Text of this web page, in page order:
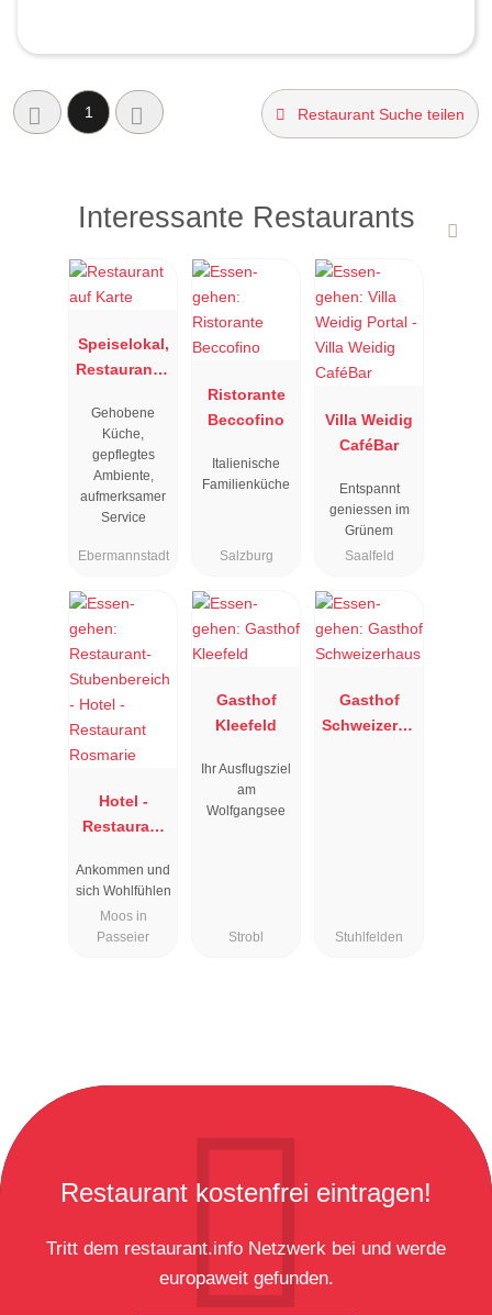
1 Restaurant Suche teilen
Interessante Restaurants
Speiselokal,
Restaurant "
"
Gehobene
Küche,
gepflegtes
Ambiente,
aufmerksamer
Service
Ebermannstadt
Ristorante
Beccofino
Italienische
Familienküche
Salzburg
Villa Weidig
CaféBar
Entspannt
geniessen im
Grünem
Saalfeld
Hotel -
Restaurant
Ankommen und
sich Wohlfühlen
Moos in
Passeier
Gasthof
Kleefeld
Ihr Ausflugsziel
am
Wolfgangsee
Strobl
Gasthof
Schweizerha
Stuhlfelden
Restaurant kostenfrei eintragen!
Tritt dem restaurant.info Netzwerk bei und werde
europaweit gefunden.